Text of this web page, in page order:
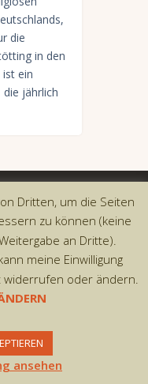
die
in den
ein
jährlich
All rights
Dritten, um die Seiten
zu können (keine
an Dritte).
meine Einwilligung
oder ändern.
ansehen